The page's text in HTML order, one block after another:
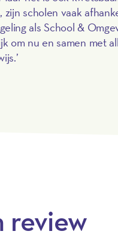
scholen vaak
als School &
om nu en samen met
review